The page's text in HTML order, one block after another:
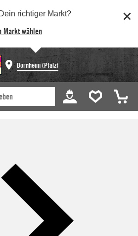
Dein richtiger Markt?
Markt wählen
Bornheim (Pfalz)